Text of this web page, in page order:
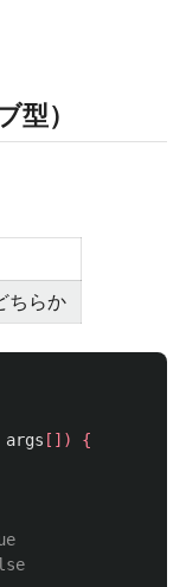
型）
ちらか
args [])
{